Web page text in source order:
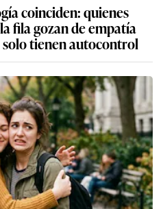
coinciden: quienes
fila gozan de empatía
tienen autocontrol